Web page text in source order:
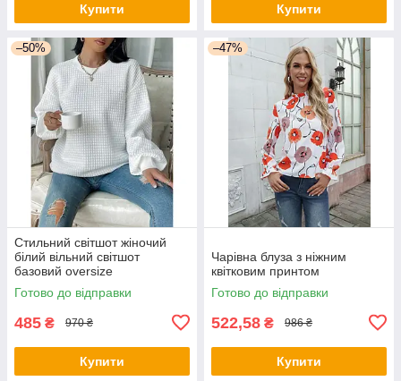
Купити Купити
–50%
Стильний світшот жіночий
білий вільний світшот
базовий oversize
Готово до відправки
485 ₴ 970 ₴
Купити
–47%
Чарівна блуза з ніжним
квітковим принтом
Готово до відправки
522,58 ₴ 986 ₴
Купити